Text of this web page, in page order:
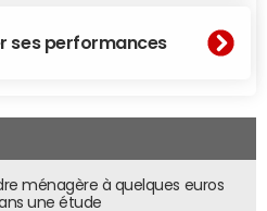
ses performances
ménagère à quelques euros
une étude